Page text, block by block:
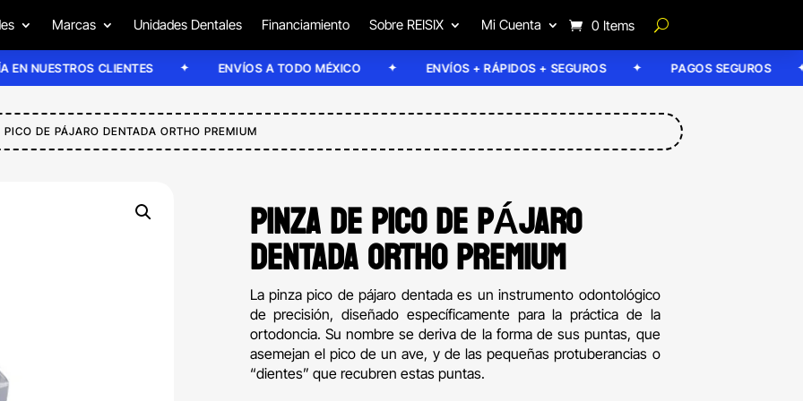
Marcas Unidades Dentales Financiamiento Sobre REISIX Mi Cuenta 0 Items
CLIENTES ENVÍOS A TODO MÉXICO ENVÍOS + RÁPIDOS + SEGUROS PAGOS SEGUROS
DE PÁJARO DENTADA ORTHO PREMIUM
PINZA DE PICO DE PÁJARO
DENTADA ORTHO PREMIUM
La pinza pico de pájaro dentada es un instrumento odontológico
de precisión, diseñado específicamente para la práctica de la
ortodoncia. Su nombre se deriva de la forma de sus puntas, que
asemejan el pico de un ave, y de las pequeñas protuberancias o
“dientes” que recubren estas puntas.